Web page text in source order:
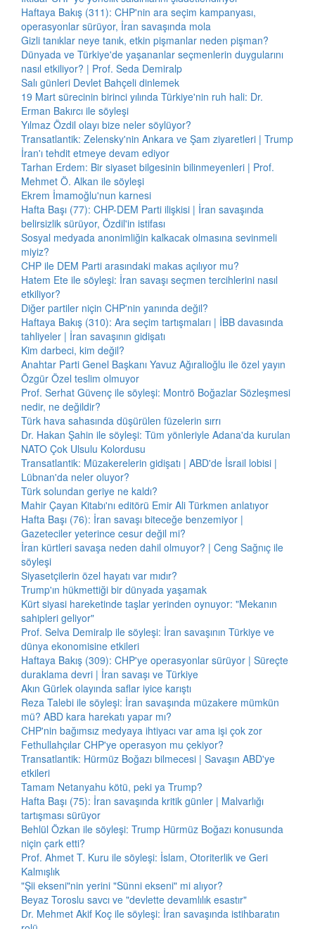
Haftaya Bakış (311): CHP'nin ara seçim kampanyası,
operasyonlar sürüyor, İran savaşında mola
Gizli tanıklar neye tanık, etkin pişmanlar neden pişman?
Dünyada ve Türkiye'de yaşananlar seçmenlerin duygularını
nasıl etkiliyor? | Prof. Seda Demiralp
Salı günleri Devlet Bahçeli dinlemek
19 Mart sürecinin birinci yılında Türkiye'nin ruh hali: Dr.
Erman Bakırcı ile söyleşi
Yılmaz Özdil olayı bize neler söylüyor?
Transatlantik: Zelensky'nin Ankara ve Şam ziyaretleri | Trump
İran'ı tehdit etmeye devam ediyor
Tarhan Erdem: Bir siyaset bilgesinin bilinmeyenleri | Prof.
Mehmet Ö. Alkan ile söyleşi
Ekrem İmamoğlu'nun karnesi
Hafta Başı (77): CHP-DEM Parti ilişkisi | İran savaşında
belirsizlik sürüyor, Özdil'in istifası
Sosyal medyada anonimliğin kalkacak olmasına sevinmeli
miyiz?
CHP ile DEM Parti arasındaki makas açılıyor mu?
Hatem Ete ile söyleşi: İran savaşı seçmen tercihlerini nasıl
etkiliyor?
Diğer partiler niçin CHP'nin yanında değil?
Haftaya Bakış (310): Ara seçim tartışmaları | İBB davasında
tahliyeler | İran savaşının gidişatı
Kim darbeci, kim değil?
Anahtar Parti Genel Başkanı Yavuz Ağıralioğlu ile özel yayın
Özgür Özel teslim olmuyor
Prof. Serhat Güvenç ile söyleşi: Montrö Boğazlar Sözleşmesi
nedir, ne değildir?
Türk hava sahasında düşürülen füzelerin sırrı
Dr. Hakan Şahin ile söyleşi: Tüm yönleriyle Adana'da kurulan
NATO Çok Ulsulu Kolordusu
Transatlantik: Müzakerelerin gidişatı | ABD'de İsrail lobisi |
Lübnan'da neler oluyor?
Türk solundan geriye ne kaldı?
Mahir Çayan Kitabı'nı editörü Emir Ali Türkmen anlatıyor
Hafta Başı (76): İran savaşı biteceğe benzemiyor |
Gazeteciler yeterince cesur değil mi?
İran kürtleri savaşa neden dahil olmuyor? | Ceng Sağnıç ile
söyleşi
Siyasetçilerin özel hayatı var mıdır?
Trump'ın hükmettiği bir dünyada yaşamak
Kürt siyasi hareketinde taşlar yerinden oynuyor: "Mekanın
sahipleri geliyor"
Prof. Selva Demiralp ile söyleşi: İran savaşının Türkiye ve
dünya ekonomisine etkileri
Haftaya Bakış (309): CHP'ye operasyonlar sürüyor | Süreçte
duraklama devri | İran savaşı ve Türkiye
Akın Gürlek olayında saflar iyice karıştı
Reza Talebi ile söyleşi: İran savaşında müzakere mümkün
mü? ABD kara harekatı yapar mı?
CHP'nin bağımsız medyaya ihtiyacı var ama işi çok zor
Fethullahçılar CHP'ye operasyon mu çekiyor?
Transatlantik: Hürmüz Boğazı bilmecesi | Savaşın ABD'ye
etkileri
Tamam Netanyahu kötü, peki ya Trump?
Hafta Başı (75): İran savaşında kritik günler | Malvarlığı
tartışması sürüyor
Behlül Özkan ile söyleşi: Trump Hürmüz Boğazı konusunda
niçin çark etti?
Prof. Ahmet T. Kuru ile söyleşi: İslam, Otoriterlik ve Geri
Kalmışlık
"Şii ekseni"nin yerini "Sünni ekseni" mi alıyor?
Beyaz Toroslu savcı ve "devlette devamlılık esastır"
Dr. Mehmet Akif Koç ile söyleşi: İran savaşında istihbaratın